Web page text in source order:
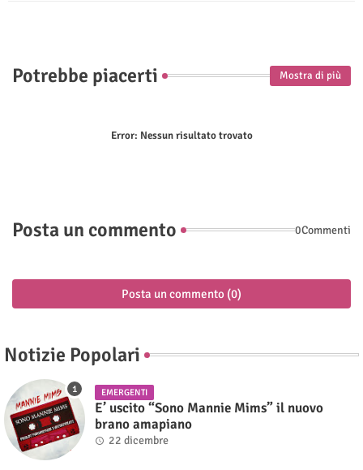
Potrebbe piacerti Mostra di più
Error: Nessun risultato trovato
Posta un commento 0Commenti
Posta un commento (0)
Notizie Popolari
EMERGENTI
E’ uscito “Sono Mannie Mims” il nuovo
brano amapiano
22 dicembre